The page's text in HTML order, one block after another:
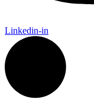
Linkedin-in